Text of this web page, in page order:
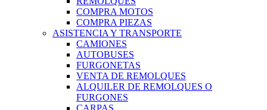
COMPRA MOTOS
COMPRA PIEZAS
ASISTENCIA Y TRANSPORTE
CAMIONES
AUTOBUSES
FURGONETAS
VENTA DE REMOLQUES
ALQUILER DE REMOLQUES O
FURGONES
CARPAS